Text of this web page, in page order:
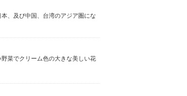
、及び中国、台湾のアジア圏にな
菜でクリーム色の大きな美しい花